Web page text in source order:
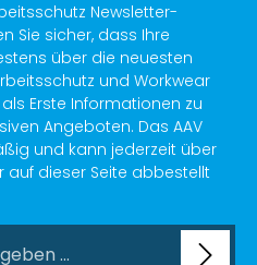
Newsletter-
Sie sicher, dass Ihre
über die neuesten
und Workwear
Erste Informationen zu
Angeboten. Das AAV
und kann jederzeit über
auf dieser Seite abbestellt